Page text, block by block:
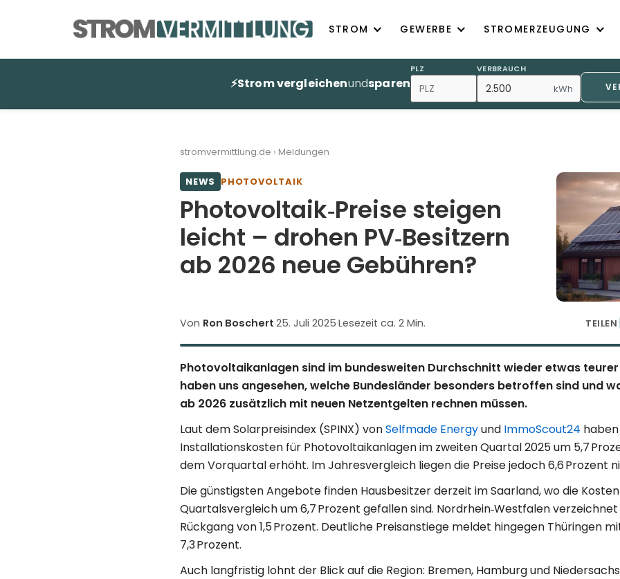
STROM GEWERBE STROMERZEUGUNG
⚡Strom vergleichenundsparen
PLZ VERBRAUCH
kWh
stromvermittlung.de › Meldungen
NEWS PHOTOVOLTAIK
Photovoltaik‑Preise steigen
leicht – drohen PV‑Besitzern
ab 2026 neue Gebühren?
Von Ron Boschert·25. Juli 2025·Lesezeit ca. 2 Min. TEILEN
Photovoltaikanlagen sind im bundesweiten Durchschnitt wieder etwas
haben uns angesehen, welche Bundesländer besonders betroffen sind und
ab 2026 zusätzlich mit neuen Netzentgelten rechnen müssen.
Laut dem Solarpreisindex (SPINX) vonSelfmade Energyund ImmoScout24
Installationskosten für Photovoltaikanlagen im zweiten Quartal 2025 um 5,7
dem Vorquartal erhöht. Im Jahresvergleich liegen die Preise jedoch 6,6 Prozent
Die günstigsten Angebote finden Hausbesitzer derzeit im Saarland, wo die
Quartalsvergleich um 6,7 Prozent gefallen sind. Nordrhein‑Westfalen
Rückgang von 1,5 Prozent. Deutliche Preisanstiege meldet hingegen Thüringen
7,3 Prozent.
Auch langfristig lohnt der Blick auf die Region: Bremen, Hamburg und